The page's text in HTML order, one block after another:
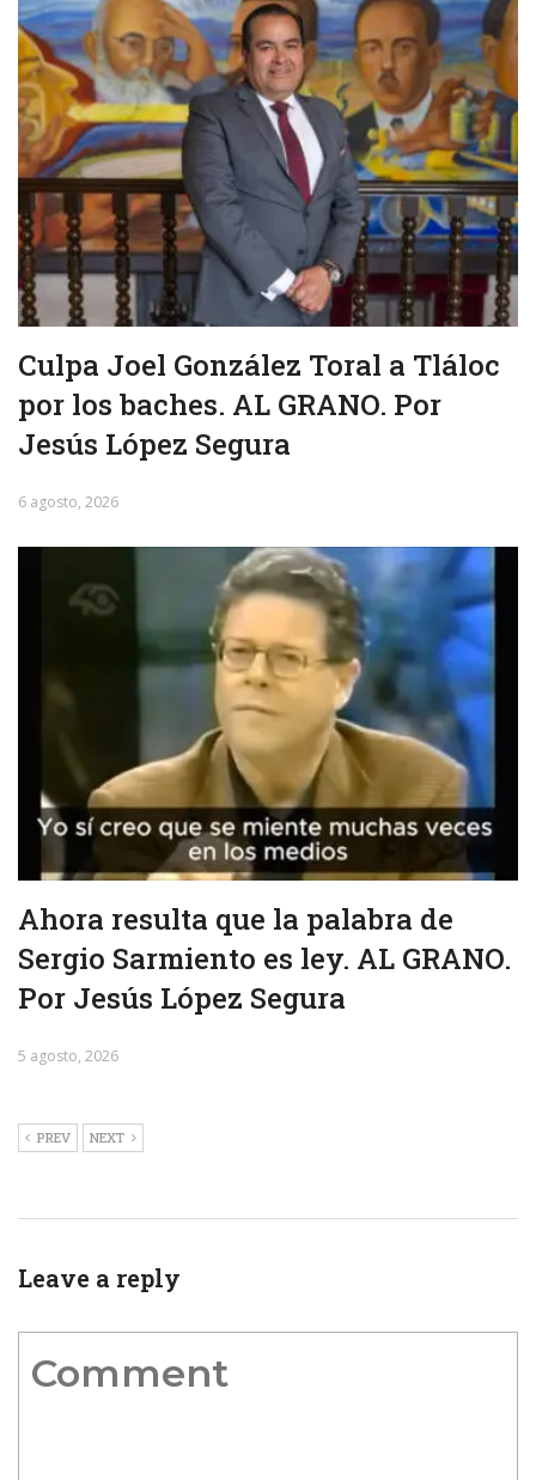
Culpa Joel González Toral a Tláloc
por los baches. AL GRANO. Por
Jesús López Segura
6 agosto, 2026
Ahora resulta que la palabra de
Sergio Sarmiento es ley. AL GRANO.
Por Jesús López Segura
5 agosto, 2026
PREV NEXT
Leave a reply